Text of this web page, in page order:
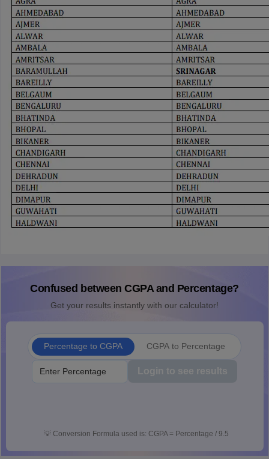
Confused between CGPA and Percentage?
Get your results instantly with our calculator!
Percentage to CGPA CGPA to Percentage
Login to see results
💡 Conversion Formula used is: CGPA = Percentage / 9.5